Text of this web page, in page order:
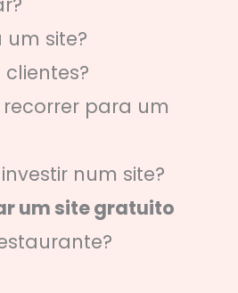
site?
para um
num site?
um site gratuito